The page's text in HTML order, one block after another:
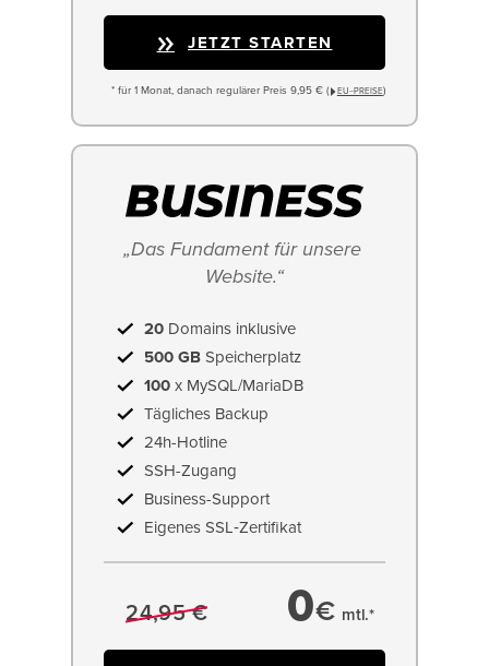
JETZT STARTEN
* für 1 Monat, danach regulärer Preis 9,95 € ( EU−PREISE)
„Das Fundament für unsere
Website.“
20 Domains inklusive
500 GB Speicherplatz
100 x MySQL/MariaDB
Tägliches Backup
24h-Hotline
SSH-Zugang
Business-Support
Eigenes SSL‑Zertifikat
24,95 € 0€ mtl.*